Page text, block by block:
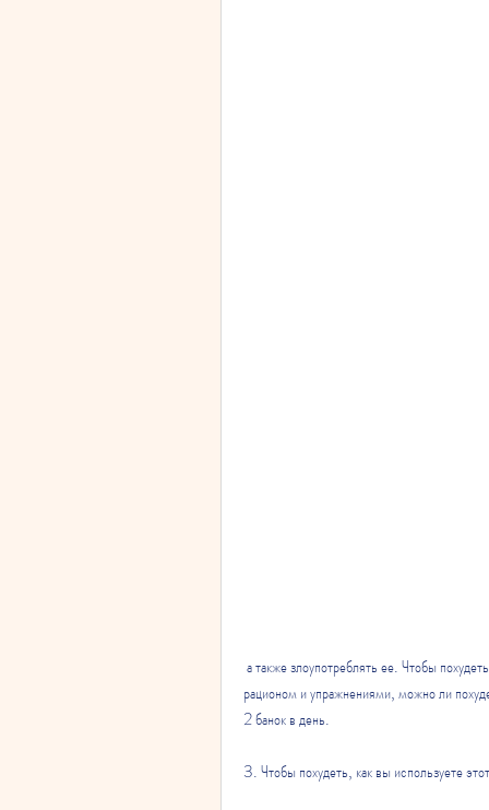
рационом и упражнениями, можно ли
2 банок в день.
3. Чтобы похудеть, как вы используете